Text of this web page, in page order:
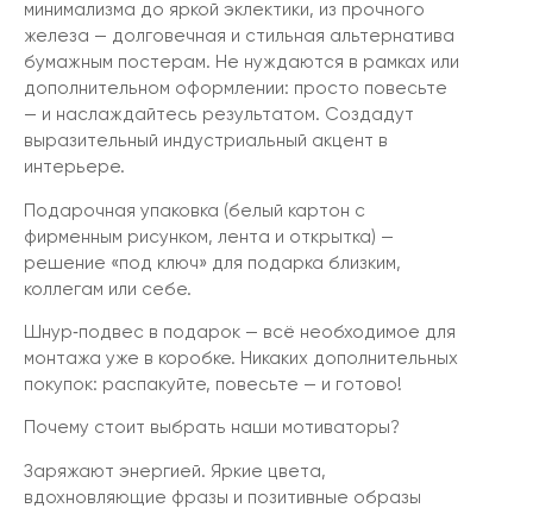
минимализма до яркой эклектики, из прочного
железа — долговечная и стильная альтернатива
бумажным постерам. Не нуждаются в рамках или
дополнительном оформлении: просто повесьте
— и наслаждайтесь результатом. Создадут
выразительный индустриальный акцент в
интерьере.
Подарочная упаковка (белый картон с
фирменным рисунком, лента и открытка) —
решение «под ключ» для подарка близким,
коллегам или себе.
Шнур‑подвес в подарок — всё необходимое для
монтажа уже в коробке. Никаких дополнительных
покупок: распакуйте, повесьте — и готово!
Почему стоит выбрать наши мотиваторы?
Заряжают энергией. Яркие цвета,
вдохновляющие фразы и позитивные образы